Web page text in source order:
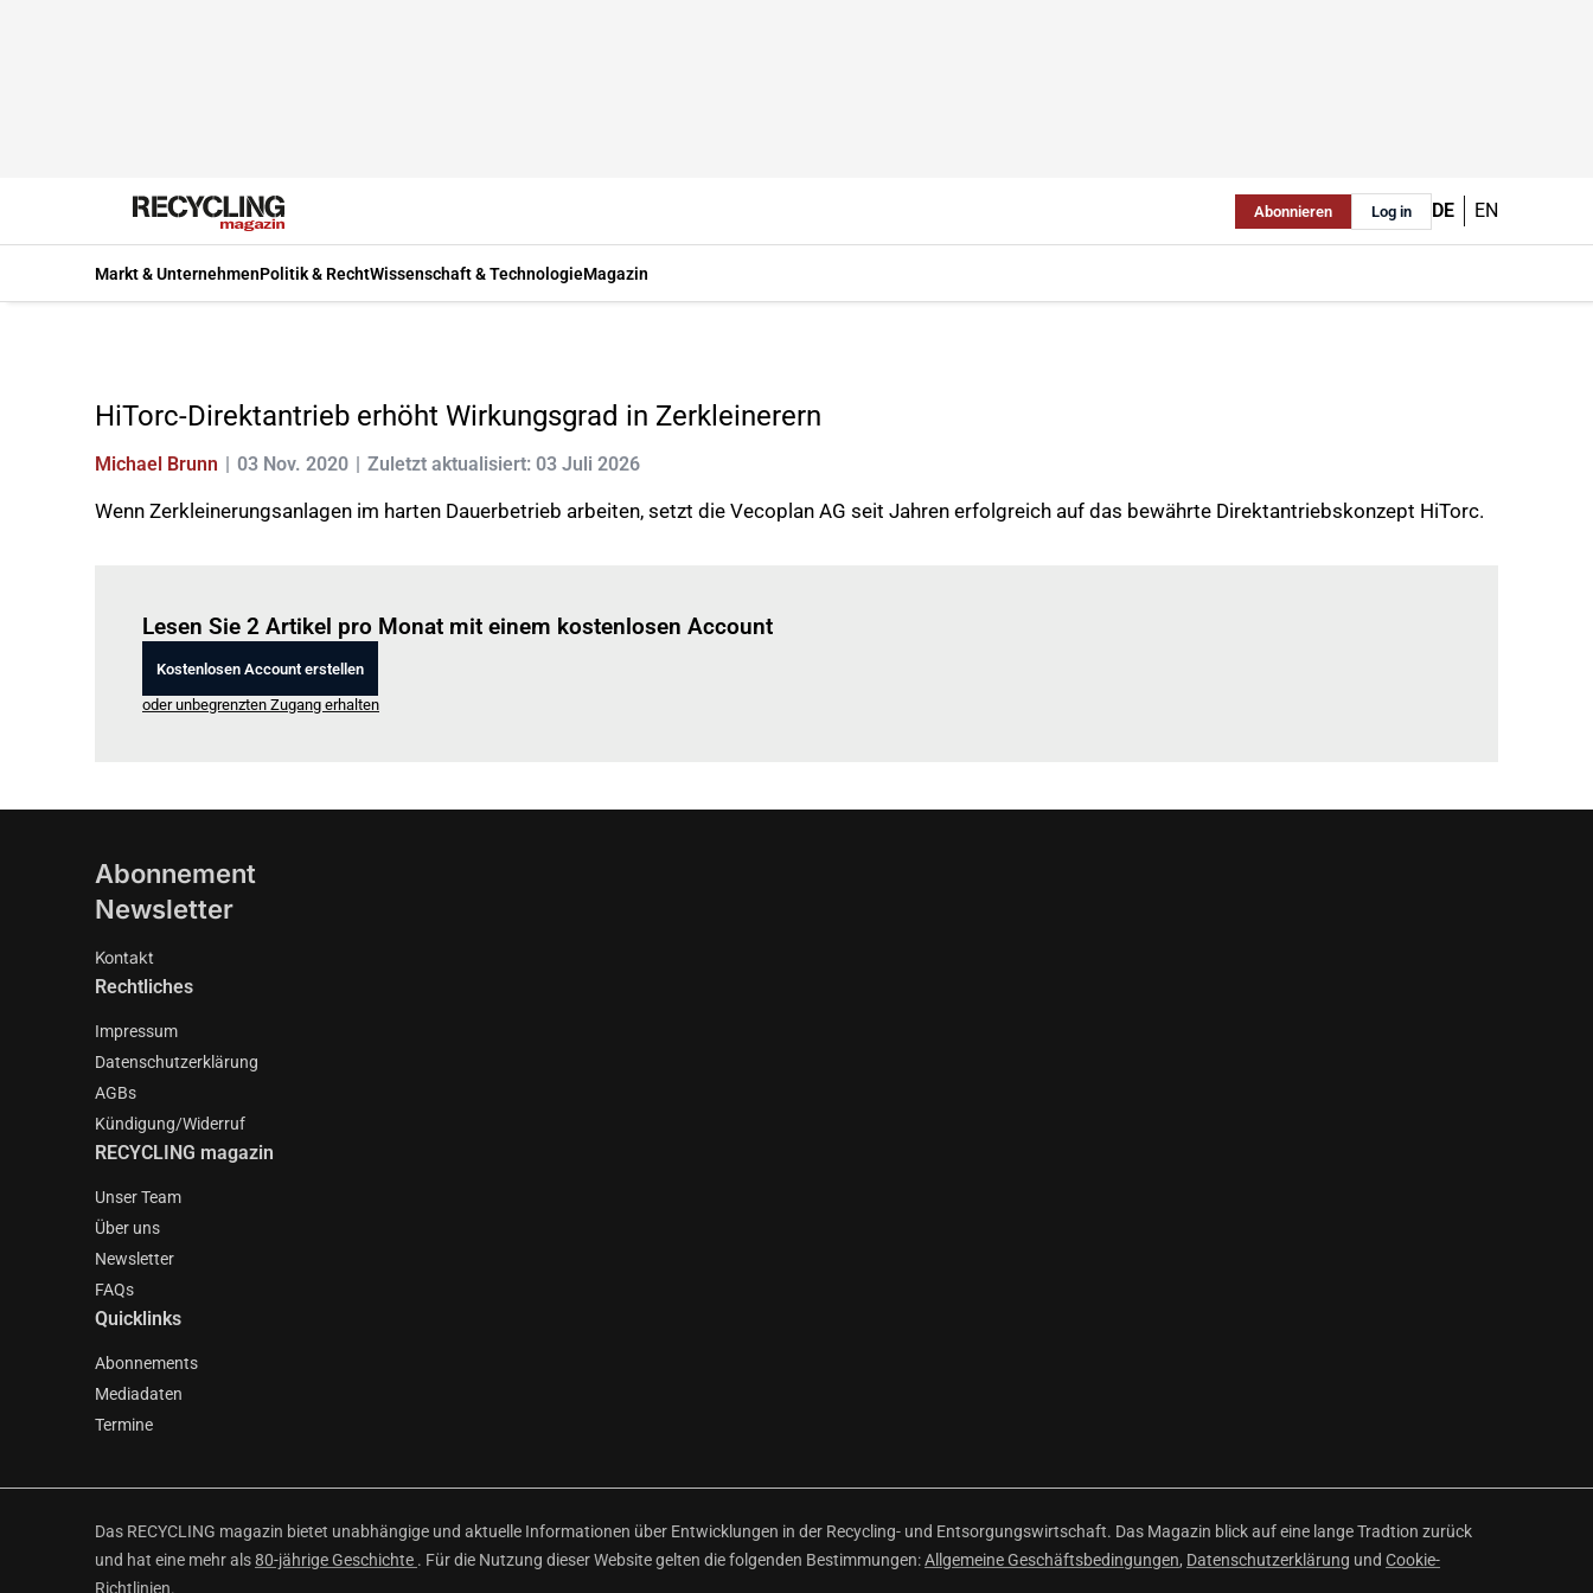
Abonnieren Log in DE EN
Markt & UnternehmenPolitik & RechtWissenschaft & TechnologieMagazin
HiTorc-Direktantrieb erhöht Wirkungsgrad in Zerkleinerern
Michael Brunn 03 Nov. 2020 Zuletzt aktualisiert: 03 Juli 2026
Wenn Zerkleinerungsanlagen im harten Dauerbetrieb arbeiten, setzt die Vecoplan AG seit Jahren erfolgreich auf das bewährte Direktantriebskonzept HiTorc.
Lesen Sie 2 Artikel pro Monat mit einem kostenlosen Account
Kostenlosen Account erstellen
oder unbegrenzten Zugang erhalten
Abonnement
Newsletter
Kontakt
Rechtliches
Impressum
Datenschutzerklärung
AGBs
Kündigung/Widerruf
RECYCLING magazin
Unser Team
Über uns
Newsletter
FAQs
Quicklinks
Abonnements
Mediadaten
Termine
Das RECYCLING magazin bietet unabhängige und aktuelle Informationen über Entwicklungen in der Recycling- und Entsorgungswirtschaft. Das Magazin blick auf eine lange Tradtion zurück
und hat eine mehr als80-jährige Geschichte . Für die Nutzung dieser Website gelten die folgenden Bestimmungen:Allgemeine Geschäftsbedingungen, Datenschutzerklärung und Cookie-
Richtlinien.